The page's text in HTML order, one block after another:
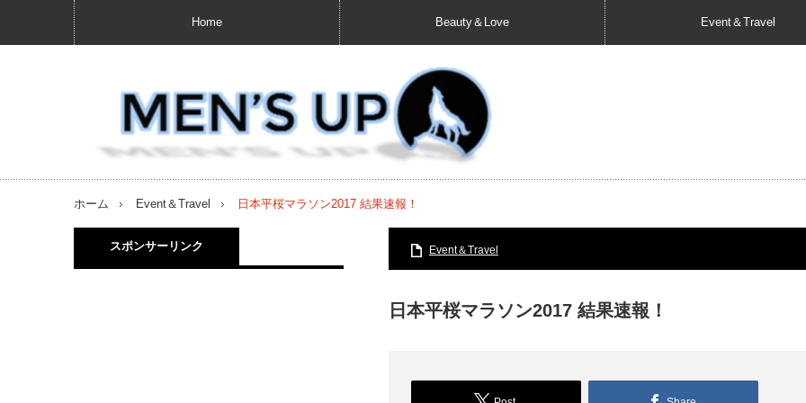
Home Beauty＆Love Event＆Travel
ホーム Event＆Travel 日本平桜マラソン2017 結果速報！
Event＆Travel
日本平桜マラソン2017 結果速報！
スポンサーリンク